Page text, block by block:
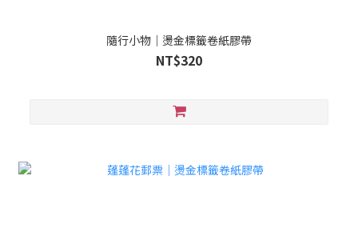
隨行小物｜燙金標籤卷紙膠帶
NT$320